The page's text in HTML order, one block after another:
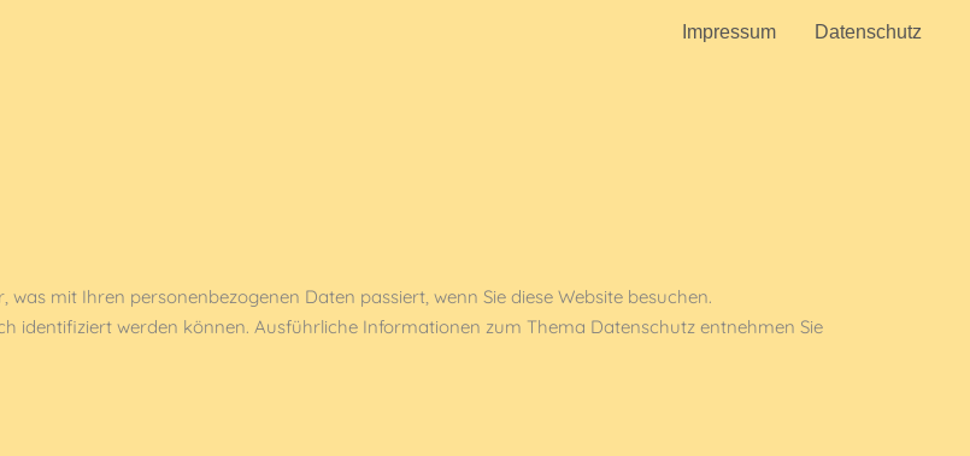
Impressum Datenschutz
mit Ihren personenbezogenen Daten passiert, wenn Sie diese Website besuchen.
identifiziert werden können. Ausführliche Informationen zum Thema Datenschutz entnehmen Sie